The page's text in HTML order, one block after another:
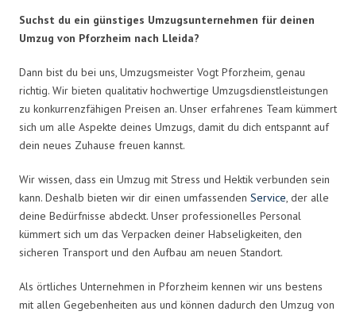
Suchst du ein günstiges Umzugsunternehmen für deinen
Umzug von Pforzheim nach Lleida?
Dann bist du bei uns, Umzugsmeister Vogt Pforzheim, genau
richtig. Wir bieten qualitativ hochwertige Umzugsdienstleistungen
zu konkurrenzfähigen Preisen an. Unser erfahrenes Team kümmert
sich um alle Aspekte deines Umzugs, damit du dich entspannt auf
dein neues Zuhause freuen kannst.
Wir wissen, dass ein Umzug mit Stress und Hektik verbunden sein
kann. Deshalb bieten wir dir einen umfassenden Service, der alle
deine Bedürfnisse abdeckt. Unser professionelles Personal
kümmert sich um das Verpacken deiner Habseligkeiten, den
sicheren Transport und den Aufbau am neuen Standort.
Als örtliches Unternehmen in Pforzheim kennen wir uns bestens
mit allen Gegebenheiten aus und können dadurch den Umzug von